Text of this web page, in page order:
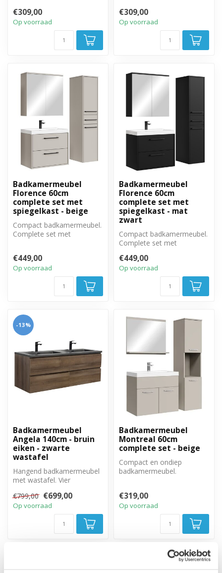
€309,00
Op voorraad
spiegelkast.
€309,00
Op voorraad
Badkamermeubel
Florence 60cm
complete set met
spiegelkast - beige
Compact badkamermeubel.
Complete set met
€449,00
Op voorraad
Badkamermeubel
Florence 60cm
complete set met
spiegelkast - mat
zwart
Compact badkamermeubel.
Complete set met
spiegelkast en zijkast.
€449,00
Op voorraad
-13%
Badkamermeubel
Angela 140cm - bruin
eiken - zwarte
wastafel
Hangend badkamermeubel
met wastafel. Vier
close sluitin...
€799,00 €699,00
Op voorraad
Badkamermeubel
Montreal 60cm
complete set - beige
Compact en ondiep
badkamermeubel.
en zi...
€319,00
Op voorraad